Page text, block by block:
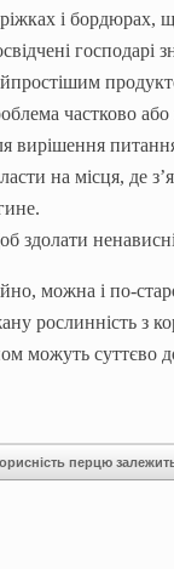
і бордюрах,
господарі
частково або
вирішення
на місця, де
здолати
можна і по-
рослинність з
можуть суттєво
перцю